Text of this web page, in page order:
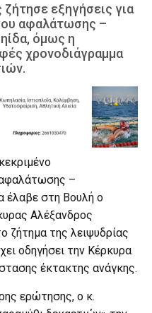
εξηγήσεις για
αφαλάτωσης –
όμως η
χρονοδιάγραμμα
αφαλάτωσης –
έλαβε στη Βουλή ο
Αλέξανδρος
ζήτημα της λειψυδρίας
οδηγήσει την Κέρκυρα
έκτακτης ανάγκης.
ερώτησης, ο κ.